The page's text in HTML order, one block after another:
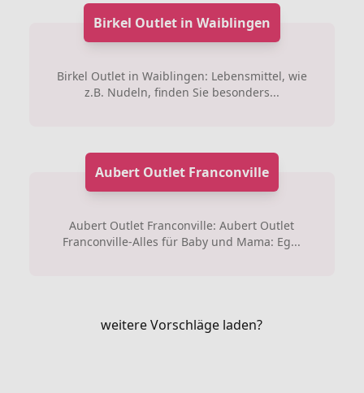
Birkel Outlet in Waiblingen
Birkel Outlet in Waiblingen: Lebensmittel, wie
z.B. Nudeln, finden Sie besonders...
Aubert Outlet Franconville
Aubert Outlet Franconville: Aubert Outlet
Franconville-Alles für Baby und Mama: Eg...
weitere Vorschläge laden?